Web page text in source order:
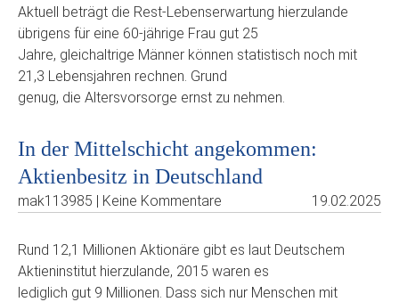
Aktuell beträgt die Rest-Lebenserwartung hierzulande
übrigens für eine 60-jährige Frau gut 25
Jahre, gleichaltrige Männer können statistisch noch mit
21,3 Lebensjahren rechnen. Grund
genug, die Altersvorsorge ernst zu nehmen.
In der Mittelschicht angekommen:
Aktienbesitz in Deutschland
mak113985 | Keine Kommentare 19.02.2025
Rund 12,1 Millionen Aktionäre gibt es laut Deutschem
Aktieninstitut hierzulande, 2015 waren es
lediglich gut 9 Millionen. Dass sich nur Menschen mit